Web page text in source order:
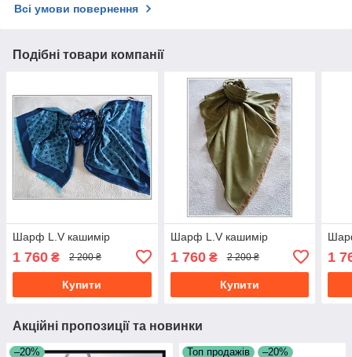
Всі умови повернення
Подібні товари компанії
Шарф L.V кашимір
1 760 ₴ 2 200 ₴
Купити
Шарф L.V кашимір
1 760₴ 2 200 ₴
Купити
1
Акційні пропозиції та новинки
–20% Топ продажів –20%